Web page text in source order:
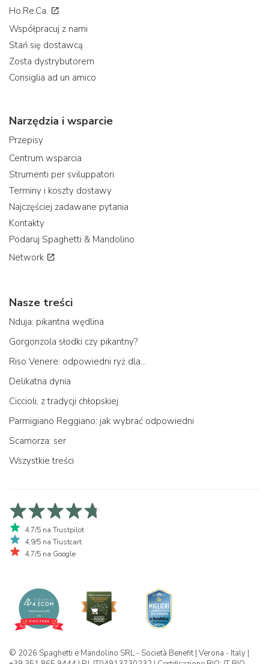
Ho.Re.Ca.
Współpracuj z nami
Stań się dostawcą
Zosta dystrybutorem
Consiglia ad un amico
Narzędzia i wsparcie
Przepisy
Centrum wsparcia
Strumenti per sviluppatori
Terminy i koszty dostawy
Najczęściej zadawane pytania
Kontakty
Podaruj Spaghetti & Mandolino
Network
Nasze treści
Nduja: pikantna wędlina
Gorgonzola słodki czy pikantny?
Riso Venere: odpowiedni ryż dla...
Delikatna dynia
Ciccioli, z tradycji chłopskiej
Parmigiano Reggiano: jak wybrać odpowiedni
Scamorza: ser
Wszystkie treści
4,7/5 na Trustpilot
4,9/5 na Trustcart
4,7/5 na Google
© 2026 Spaghetti e Mandolino SRL - Società Benefit | Verona - Italy |